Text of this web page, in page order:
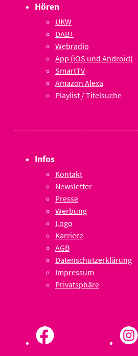
Hören
UKW
DAB+
Webradio
App (iOS und Android)
SmartTV
Amazon Alexa
Playlist / Titelsuche
Infos
Kontakt
Newsletter
Presse
Werbung
Logo
Karriere
AGB
Datenschutzerklärung
Impressum
Privatsphäre